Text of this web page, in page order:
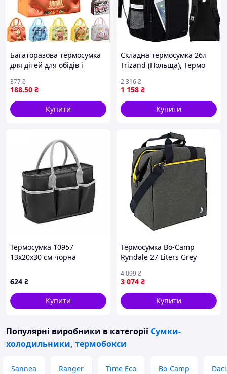
Багаторазова термосумка
для дітей для обідів і
пікнік або в поїздку
188.50 ₴
377₴
Купити
Складна термосумка 26л
Trizand (Польща), Термо
холодильник, Термосумка з
хладоелементами, CQS
1 158 ₴
2 316₴
Купити
Термосумка 10957
13х20х30 см чорна
624 ₴
Купити
Термосумка Bo-Camp
Ryndale 27 Liters Grey
3 074 ₴
4 099₴
Купити
Популярні виробники в категорії Сумки-
холодильники, термобокси
Sannea Ranger Time Eco Bo-Camp